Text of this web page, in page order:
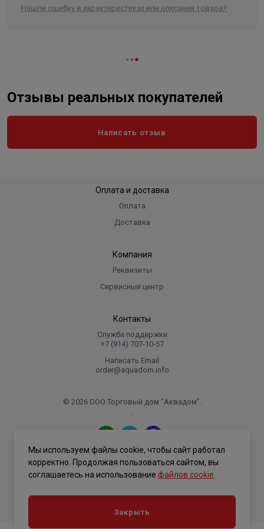
Нашли ошибку в характеристиках или описании товара?
Отзывы реальных покупателей
Написать отзыв
Оплата и доставка
Оплата
Доставка
Компания
Реквизиты
Сервисный центр
Контакты
Служба поддержки
+7 (914) 707‑10‑57
Написать Email
order@aquadom.info
© 2026 ООО Торговый дом "Аквадом".
.
Политика конфиденциальности
Мы используем файлы cookie, чтобы сайт работал
корректно. Продолжая пользоваться сайтом, вы
соглашаетесь на использование файлов cookie
Закрыть